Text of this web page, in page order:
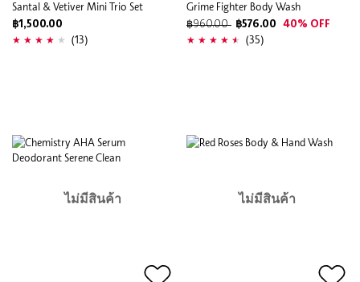
Santal & Vetiver Mini Trio Set
฿1,500.00
(13)
Grime Fighter Body Wash
฿960.00 ฿576.00 40% OFF
(35)
ไม่มีสินค้า ไม่มีสินค้า